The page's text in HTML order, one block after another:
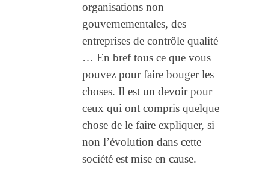
organisations non
gouvernementales, des
entreprises de contrôle qualité
… En bref tous ce que vous
pouvez pour faire bouger les
choses. Il est un devoir pour
ceux qui ont compris quelque
chose de le faire expliquer, si
non l’évolution dans cette
société est mise en cause.